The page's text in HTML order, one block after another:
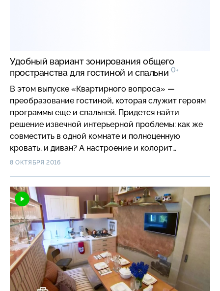
Удобный вариант зонирования общего
пространства для гостиной и спальни0+
В этом выпуске «Квартирного вопроса» —
преобразование гостиной, которая служит героям
программы еще и спальней. Придется найти
решение извечной интерьерной проблемы: как же
совместить в одной комнате и полноценную
кровать, и диван? А настроение и колорит
интерьеру задаст картина Мартироса Сарьяна
8 ОКТЯБРЯ 2016